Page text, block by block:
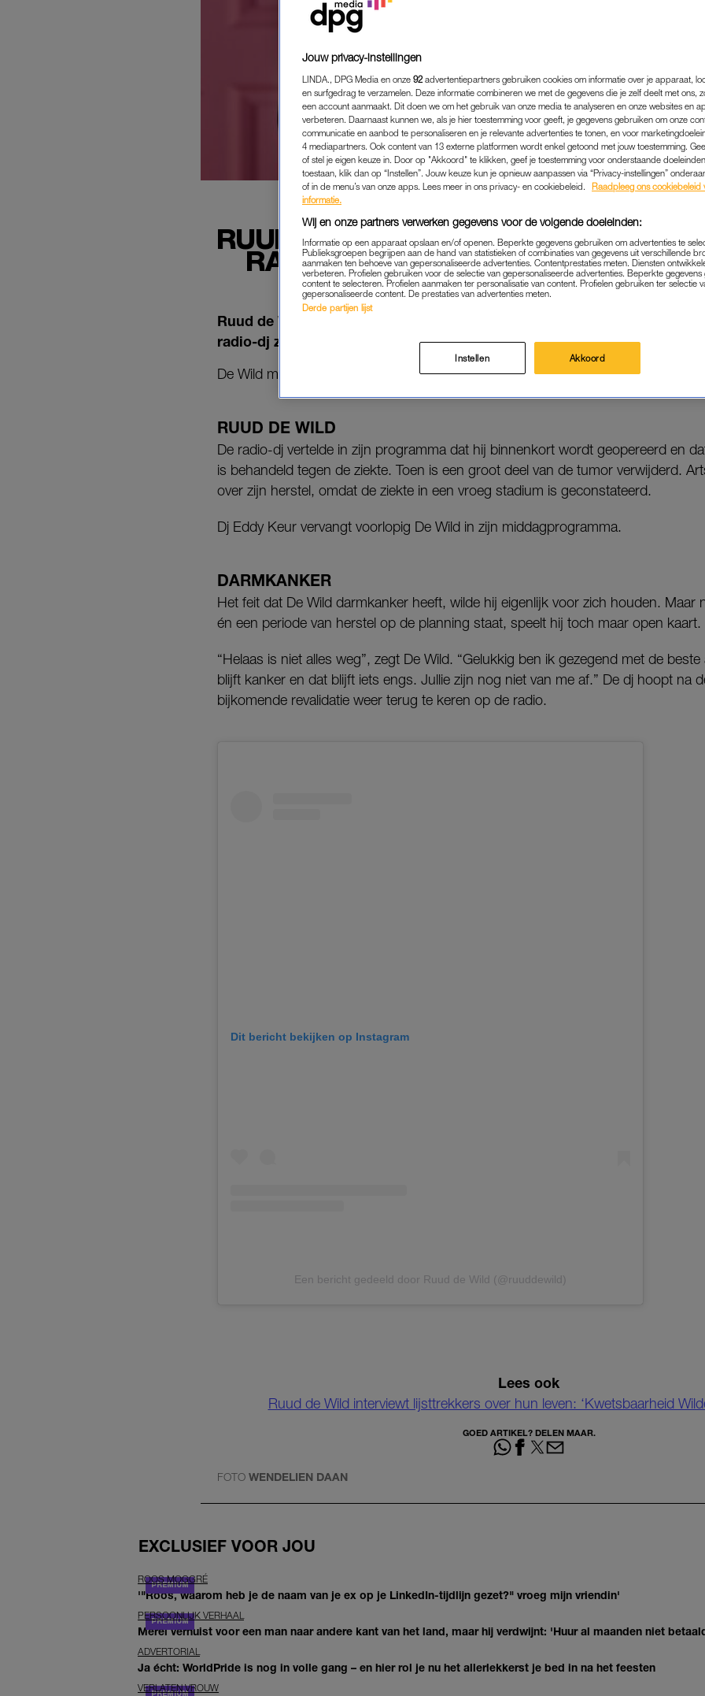
RUUD DE WILD HEEFT
RADIOWERKZAAMHEDEN
22-03-2021 | ROWAN PEPERKAMP
Ruud de Wild (51) is een aantal maanden geleden gediagnosticeerd met
radio-dj zal daarom de komende maanden niet te horen zijn op NPO
De Wild maakte het nieuws over zijn ziekte zelf bekend tijdens zijn programma
RUUD DE WILD
De radio-dj vertelde in zijn programma dat hij binnenkort wordt geopereerd en
is behandeld tegen de ziekte. Toen is een groot deel van de tumor verwijderd.
over zijn herstel, omdat de ziekte in een vroeg stadium is geconstateerd.
Dj Eddy Keur vervangt voorlopig De Wild in zijn middagprogramma.
DARMKANKER
Het feit dat De Wild darmkanker heeft, wilde hij eigenlijk voor zich houden. Maar
én een periode van herstel op de planning staat, speelt hij toch maar open kaart.
“Helaas is niet alles weg”, zegt De Wild. “Gelukkig ben ik gezegend met de
blijft kanker en dat blijft iets engs. Jullie zijn nog niet van me af.” De dj hoopt na
bijkomende revalidatie weer terug te keren op de radio.
Dit bericht bekijken op Instagram
Een bericht gedeeld door Ruud de Wild (@ruuddewild)
Lees ook
Ruud de Wild interviewt lijsttrekkers over hun leven: ‘Kwetsbaarheid
GOED ARTIKEL? DELEN MAAR.
FOTO WENDELIEN DAAN
EXCLUSIEF VOOR JOU
ROOS MOGGRÉ
'"Roos, waarom heb je de naam van je ex op je LinkedIn-tijdlijn gezet?" vroeg mijn vriendin'
PERSOONLIJK VERHAAL
Merel verhuist voor een man naar andere kant van het land, maar hij verdwijnt: 'Huur al maanden niet
ADVERTORIAL
Ja écht: WorldPride is nog in volle gang – en hier rol je nu het allerlekkerst je bed in na het feesten
VERLATEN VROUW
Jouw privacy-instellingen
LINDA., DPG Media en onze 92 advertentiepartners gebruiken cookies om informatie over je apparaat,
en surfgedrag te verzamelen. Deze informatie combineren we met de gegevens die je zelf deelt met ons,
een account aanmaakt. Dit doen we om het gebruik van onze media te analyseren en onze websites en
verbeteren. Daarnaast kunnen we, als je hier toestemming voor geeft, je gegevens gebruiken om onze
communicatie en aanbod te personaliseren en je relevante advertenties te tonen, en voor
4 mediapartners. Ook content van 13 externe platformen wordt enkel getoond met jouw toestemming.
of stel je eigen keuze in. Door op "Akkoord" te klikken, geef je toestemming voor onderstaande
toestaan, klik dan op “Instellen”. Jouw keuze kun je opnieuw aanpassen via “Privacy-instellingen”
of in de menu’s van onze apps. Lees meer in ons privacy- en cookiebeleid.
Raadpleeg ons cookiebeleid
informatie.
Wij en onze partners verwerken gegevens voor de volgende doeleinden:
Informatie op een apparaat opslaan en/of openen. Beperkte gegevens gebruiken om advertenties te
Publieksgroepen begrijpen aan de hand van statistieken of combinaties van gegevens uit verschillende
aanmaken ten behoeve van gepersonaliseerde advertenties. Contentprestaties meten. Diensten
verbeteren. Profielen gebruiken voor de selectie van gepersonaliseerde advertenties. Beperkte
content te selecteren. Profielen aanmaken ter personalisatie van content. Profielen gebruiken ter selectie
gepersonaliseerde content. De prestaties van advertenties meten.
Derde partijen lijst
Instellen Akkoord